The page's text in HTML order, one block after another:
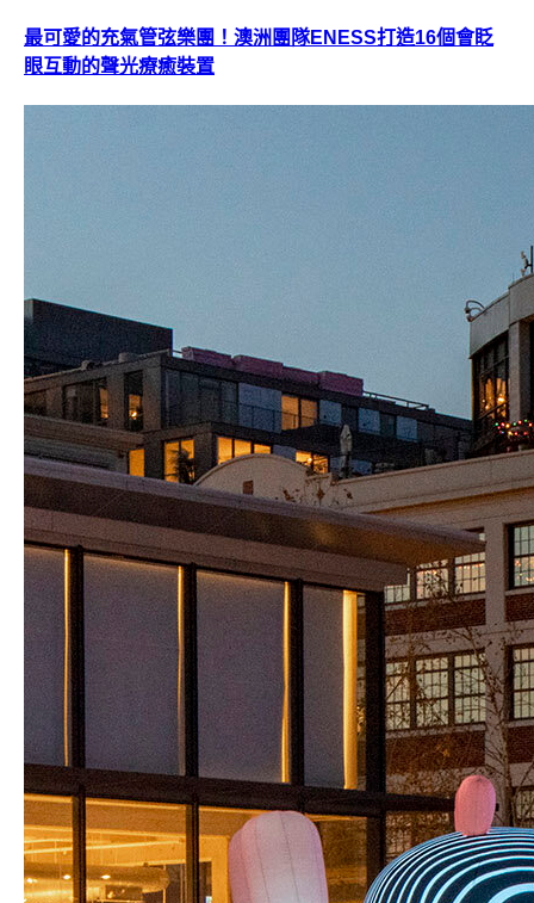
最可愛的充氣管弦樂團！澳洲團隊ENESS打造16個會眨
眼互動的聲光療癒裝置